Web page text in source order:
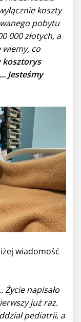
koszty
pobytu
000 złotych, a
co
kosztorys
Jesteśmy
wiadomość
Życie napisało
już raz.
pediatrii, a